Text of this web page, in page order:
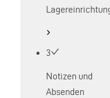
3
Notizen und
Absenden